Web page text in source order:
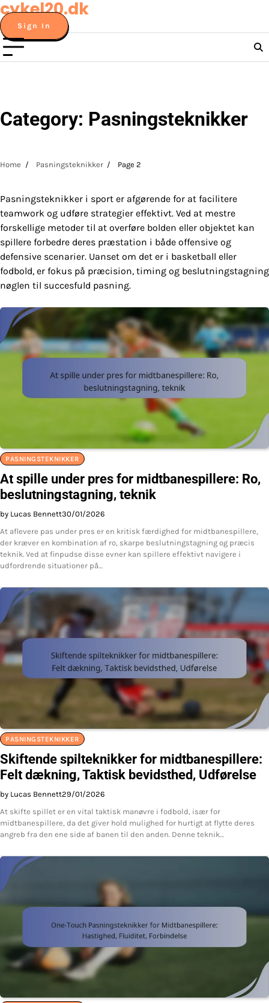
Skip
to
content
cykel20.dk
Sign In
Category: Pasningsteknikker
Home Pasningsteknikker Page 2
Pasningsteknikker i sport er afgørende for at facilitere
teamwork og udføre strategier effektivt. Ved at mestre
forskellige metoder til at overføre bolden eller objektet kan
spillere forbedre deres præstation i både offensive og
defensive scenarier. Uanset om det er i basketball eller
fodbold, er fokus på præcision, timing og beslutningstagning
nøglen til succesfuld pasning.
PASNINGSTEKNIKKER
At spille under pres for midtbanespillere: Ro,
beslutningstagning, teknik
by Lucas Bennett30/01/2026
At aflevere pas under pres er en kritisk færdighed for midtbanespillere,
der kræver en kombination af ro, skarpe beslutningstagning og præcis
teknik. Ved at finpudse disse evner kan spillere effektivt navigere i
udfordrende situationer på…
PASNINGSTEKNIKKER
Skiftende spilteknikker for midtbanespillere:
Felt dækning, Taktisk bevidsthed, Udførelse
by Lucas Bennett29/01/2026
At skifte spillet er en vital taktisk manøvre i fodbold, især for
midtbanespillere, da det giver hold mulighed for hurtigt at flytte deres
angreb fra den ene side af banen til den anden. Denne teknik…